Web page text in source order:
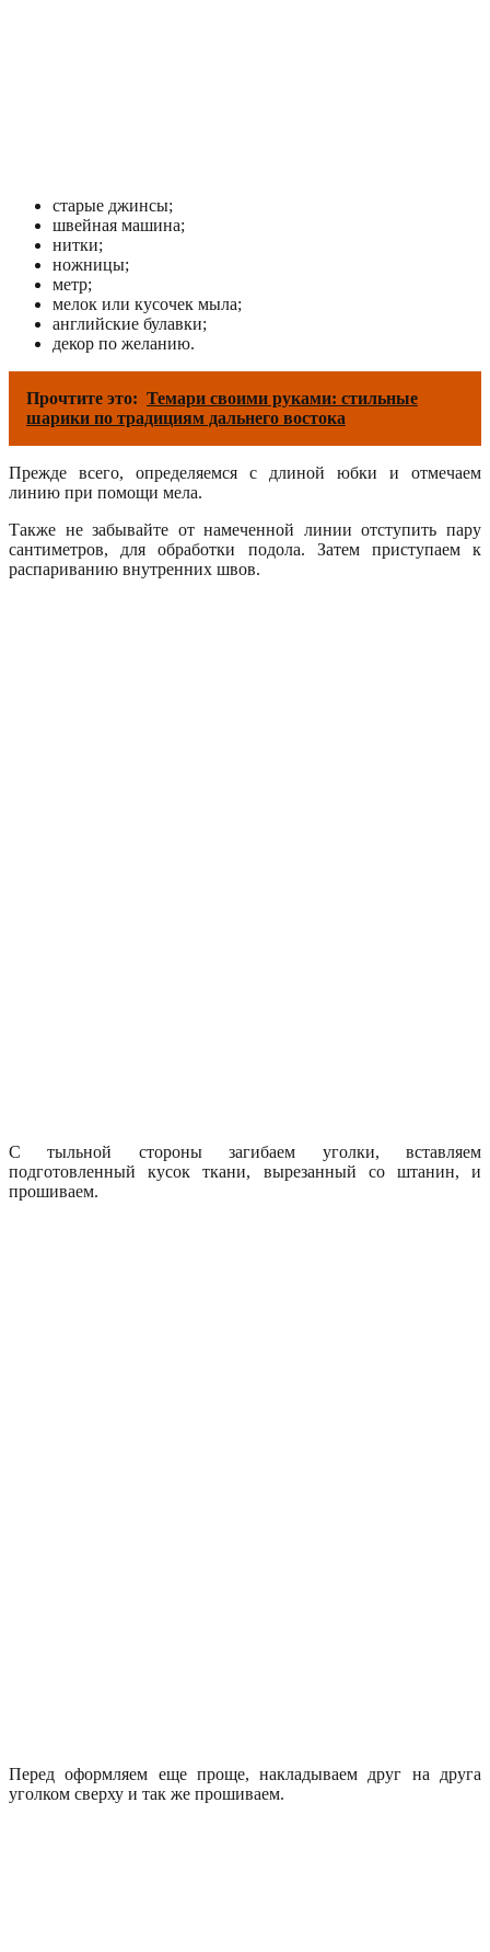
старые джинсы;
швейная машина;
нитки;
ножницы;
метр;
мелок или кусочек мыла;
английские булавки;
декор по желанию.
Прочтите это: Темари своими руками: стильные
шарики по традициям дальнего востока
Прежде всего, определяемся с длиной юбки и отмечаем
линию при помощи мела.
Также не забывайте от намеченной линии отступить пару
сантиметров, для обработки подола. Затем приступаем к
распариванию внутренних швов.
С тыльной стороны загибаем уголки, вставляем
подготовленный кусок ткани, вырезанный со штанин, и
прошиваем.
Перед оформляем еще проще, накладываем друг на друга
уголком сверху и так же прошиваем.